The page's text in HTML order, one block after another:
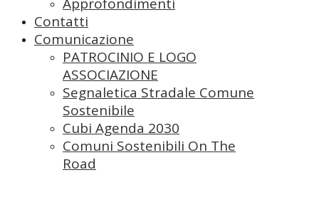
Contatti
Comunicazione
PATROCINIO E LOGO
ASSOCIAZIONE
Segnaletica Stradale Comune
Sostenibile
Cubi Agenda 2030
Comuni Sostenibili On The
Road